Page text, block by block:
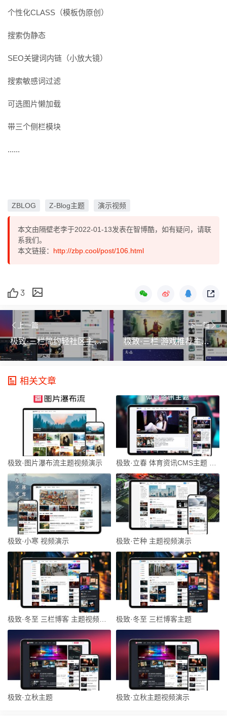
个性化CLASS（模板伪原创）
搜索伪静态
SEO关键词内链（小放大镜）
搜索敏感词过滤
可选图片懒加载
带三个侧栏模块
......
ZBLOG Z-Blog主题 演示视频
本文由隔壁老李于2022-01-13发表在智博酷，如有疑问，请联
系我们。
本文链接： http://zbp.cool/post/106.html
3
上一篇
极致·三栏简约轻社区主题 朋友圈SNS风主题演示
下一篇
极致·三栏 游戏推荐主题 游戏测评主题 视频演示
相关文章
极致·图片瀑布流主题视频演示
极致·小寒 视频演示 极致·芒种 主题视频演示
极致·冬至 三栏博客主题
极致·立秋主题 极致·立秋主题视频演示